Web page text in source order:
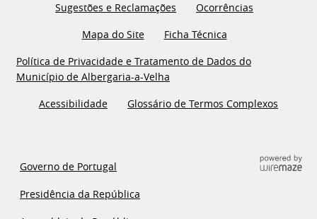
Sugestões e Reclamações
Ocorrências
Mapa do Site
Ficha Técnica
Política de Privacidade e Tratamento de Dados do
Município de Albergaria-a-Velha
Acessibilidade
Glossário de Termos Complexos
Governo de Portugal
Presidência da República